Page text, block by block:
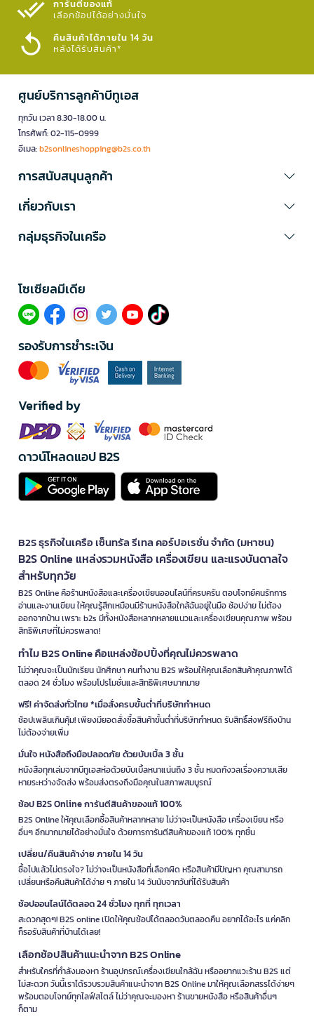
การันตีของแท้
เลือกช้อปได้อย่างมั่นใจ​
คืนสินค้าได้ภายใน 14 วัน
หลังได้รับสินค้า*
ศูนย์บริการลูกค้าบีทูเอส
ทุกวัน เวลา 8.30-18.00 น.
โทรศัพท์: 02-115-0999
อีเมล:b2sonlineshopping@b2s.co.th
การสนับสนุนลูกค้า
เกี่ยวกับเรา
กลุ่มธุรกิจในเครือ
โซเซียลมีเดีย​
รองรับการชำระเงิน
Verified by
ดาวน์โหลดแอป B2S
B2S ธุรกิจในเครือ เซ็นทรัล รีเทล คอร์ปอเรชั่น จำกัด (มหาชน)
B2S Online แหล่งรวมหนังสือ เครื่องเขียน และแรงบันดาลใจ
สำหรับทุกวัย
B2S Online คือร้านหนังสือและเครื่องเขียนออนไลน์ที่ครบครัน ตอบโจทย์คนรักการ
อ่านและงานเขียน ให้คุณรู้สึกเหมือนมีร้านหนังสือใกล้ฉันอยู่ในมือ ช้อปง่าย ไม่ต้อง
ออกจากบ้าน เพราะ b2s มีทั้งหนังสือหลากหลายแนวและเครื่องเขียนคุณภาพ พร้อม
สิทธิพิเศษที่ไม่ควรพลาด!
ทำไม B2S Online คือแหล่งช้อปปิ้งที่คุณไม่ควรพลาด
ไม่ว่าคุณจะเป็นนักเรียน นักศึกษา คนทำงาน B2S พร้อมให้คุณเลือกสินค้าคุณภาพได้
ตลอด 24 ชั่วโมง พร้อมโปรโมชั่นและสิทธิพิเศษมากมาย
ฟรี! ค่าจัดส่งทั่วไทย *เมื่อสั่งครบขั้นต่ำที่บริษัทกำหนด
ช้อปเพลินเกินคุ้ม! เพียงมียอดสั่งซื้อสินค้าขั้นต่ำที่บริษัทกำหนด รับสิทธิ์ส่งฟรีถึงบ้าน
ไม่ต้องจ่ายเพิ่ม
มั่นใจ หนังสือถึงมือปลอดภัย ด้วยบับเบิ้ล 3 ชั้น
หนังสือทุกเล่มจากบีทูเอสห่อด้วยบับเบิ้ลหนาแน่นถึง 3 ชั้น หมดกังวลเรื่องความเสีย
หายระหว่างจัดส่ง พร้อมส่งตรงถึงมือคุณในสภาพสมบูรณ์
ช้อป B2S Online การันตีสินค้าของแท้ 100%
B2S Online ให้คุณเลือกซื้อสินค้าหลากหลาย ไม่ว่าจะเป็นหนังสือ เครื่องเขียน หรือ
อื่นๆ อีกมากมายได้อย่างมั่นใจ ด้วยการการันตีสินค้าของแท้ 100% ทุกชิ้น
เปลี่ยน/คืนสินค้าง่าย ภายใน 14 วัน
ซื้อไปแล้วไม่ตรงใจ? ไม่ว่าจะเป็นหนังสือที่เลือกผิด หรือสินค้ามีปัญหา คุณสามารถ
เปลี่ยนหรือคืนสินค้าได้ง่าย ๆ ภายใน 14 วันนับจากวันที่ได้รับสินค้า
ช้อปออนไลน์ได้ตลอด 24 ชั่วโมง ทุกที่ ทุกเวลา
สะดวกสุดๆ! B2S online เปิดให้คุณช้อปได้ตลอดวันตลอดคืน อยากได้อะไร แค่คลิก
ก็รอรับสินค้าที่บ้านได้เลย!
เลือกช้อปสินค้าแนะนำจาก B2S Online
สำหรับใครที่กำลังมองหา ร้านอุปกรณ์เครื่องเขียนใกล้ฉัน หรืออยากแวะร้าน B2S แต่
ไม่สะดวก วันนี้เราได้รวบรวมสินค้าแนะนำจาก B2S Online มาให้คุณเลือกสรรได้ง่ายๆ
พร้อมตอบโจทย์ทุกไลฟ์สไตล์ ไม่ว่าคุณจะมองหา ร้านขายหนังสือ หรือสินค้าอื่นๆ
ก็ตาม